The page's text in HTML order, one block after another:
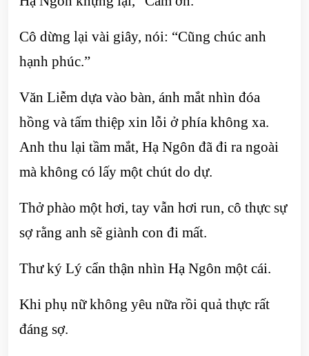
Cô dừng lại vài giây, nói: “Cũng chúc anh
hạnh phúc.”
Văn Liễm dựa vào bàn, ánh mắt nhìn đóa
hồng và tấm thiệp xin lỗi ở phía không xa.
Anh thu lại tầm mắt, Hạ Ngôn đã đi ra ngoài
mà không có lấy một chút do dự.
Thở phào một hơi, tay vẫn hơi run, cô thực sự
sợ rằng anh sẽ giành con đi mất.
Thư ký Lý cẩn thận nhìn Hạ Ngôn một cái.
Khi phụ nữ không yêu nữa rồi quả thực rất
đáng sợ.